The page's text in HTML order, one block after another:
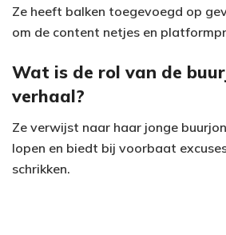
Ze heeft balken toegevoegd op
om de content netjes en
Wat is de rol van de
verhaal?
Ze verwijst naar haar jonge
lopen en biedt bij voorbaat
schrikken.